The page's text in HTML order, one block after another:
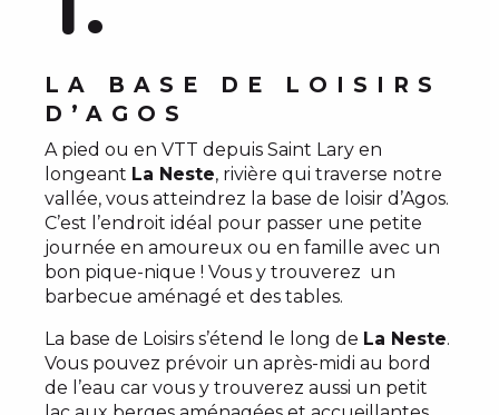
LA BASE DE LOISIRS
D’AGOS
A pied ou en VTT depuis Saint Lary en
longeant La Neste, rivière qui traverse notre
vallée, vous atteindrez la base de loisir d’Agos.
C’est l’endroit idéal pour passer une petite
journée en amoureux ou en famille avec un
bon pique-nique ! Vous y trouverez un
barbecue aménagé et des tables.
La base de Loisirs s’étend le long de La Neste.
Vous pouvez prévoir un après-midi au bord
de l’eau car vous y trouverez aussi un petit